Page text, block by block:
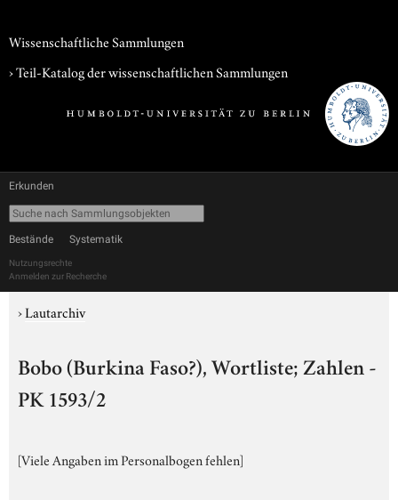
Wissenschaftliche Sammlungen
› Teil-Katalog der wissenschaftlichen Sammlungen
Erkunden
Bestände Systematik
Nutzungsrechte
Anmelden zur Recherche
›Lautarchiv
Bobo (Burkina Faso?), Wortliste; Zahlen -
PK 1593/2
[Viele Angaben im Personalbogen fehlen]